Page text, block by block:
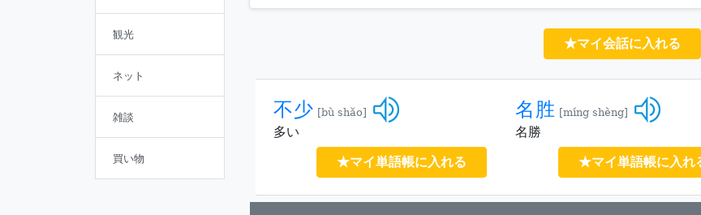
観光
ネット
雑談
買い物
★マイ会話に入れる
不少 [bù shǎo]
多い
★マイ単語帳に入れる
名胜 [míng shèng]
名勝
★マイ単語帳に入れ